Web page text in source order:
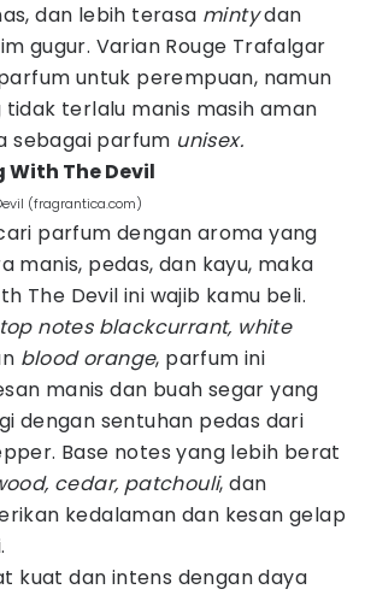
dan lebih terasa mintydan
gugur. Varian Rouge Trafalgar
untuk perempuan, namun
terlalu manis masih aman
sebagai parfum unisex.
With The Devil
(fragrantica.com)
parfum dengan aroma yang
manis, pedas, dan kayu, maka
The Devil ini wajib kamu beli.
top notes blackcurrant, white
blood orange, parfum ini
manis dan buah segar yang
dengan sentuhan pedas dari
Base notes yang lebih berat
cedar, patchouli, dan
kedalaman dan kesan gelap
kuat dan intens dengan daya